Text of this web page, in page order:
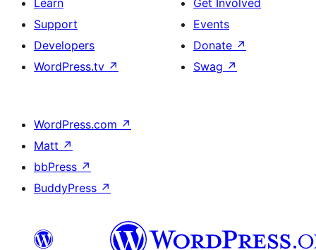
Learn
Support
Developers
WordPress.tv ↗
Get Involved
Events
Donate ↗
Swag ↗
WordPress.com ↗
Matt ↗
bbPress ↗
BuddyPress ↗